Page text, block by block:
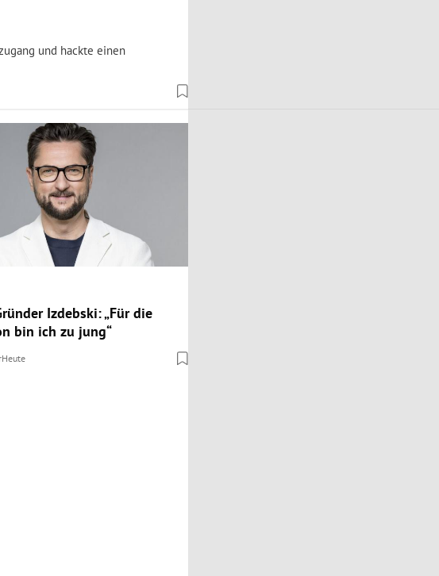
und hackte einen
Izdebski: „Für die
bin ich zu jung“
Heute